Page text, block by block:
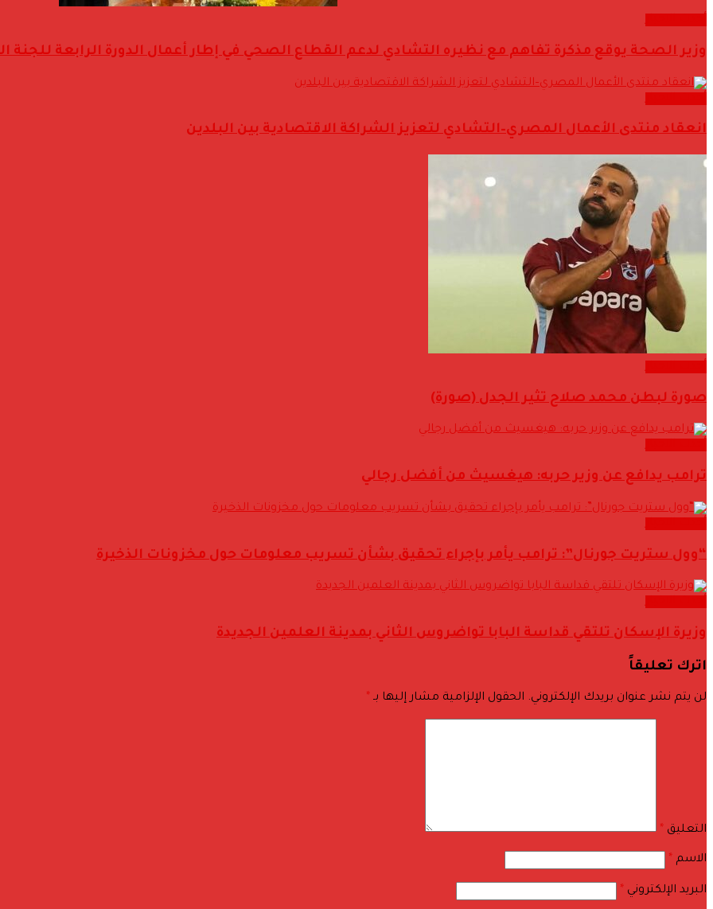
وزير الصحة يوقع مذكرة تفاهم مع نظيره التشادي لدعم القطاع الصحي في إطار أعمال الدورة الرابعة للجنة
انعقاد منتدى الأعمال المصري–التشادي لتعزيز الشراكة الاقتصادية بين البلدين
صورة لبطن محمد صلاح تثير الجدل (صورة)
ترامب يدافع عن وزير حربه: هيغسيث من أفضل رجالي
“وول ستريت جورنال”: ترامب يأمر بإجراء تحقيق بشأن تسريب معلومات حول مخزونات الذخيرة
وزيرة الإسكان تلتقي قداسة البابا تواضروس الثاني بمدينة العلمين الجديدة
اترك تعليقاً
لن يتم نشر عنوان بريدك الإلكتروني. الحقول الإلزامية مشار إليها بـ *
التعليق *
الاسم *
البريد الإلكتروني *